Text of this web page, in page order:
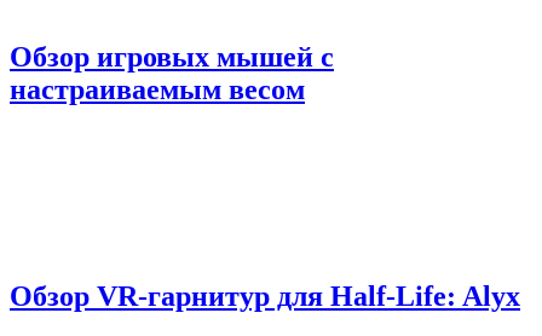
Обзор игровых мышей с
настраиваемым весом
Обзор VR-гарнитур для Half-Life: Alyx